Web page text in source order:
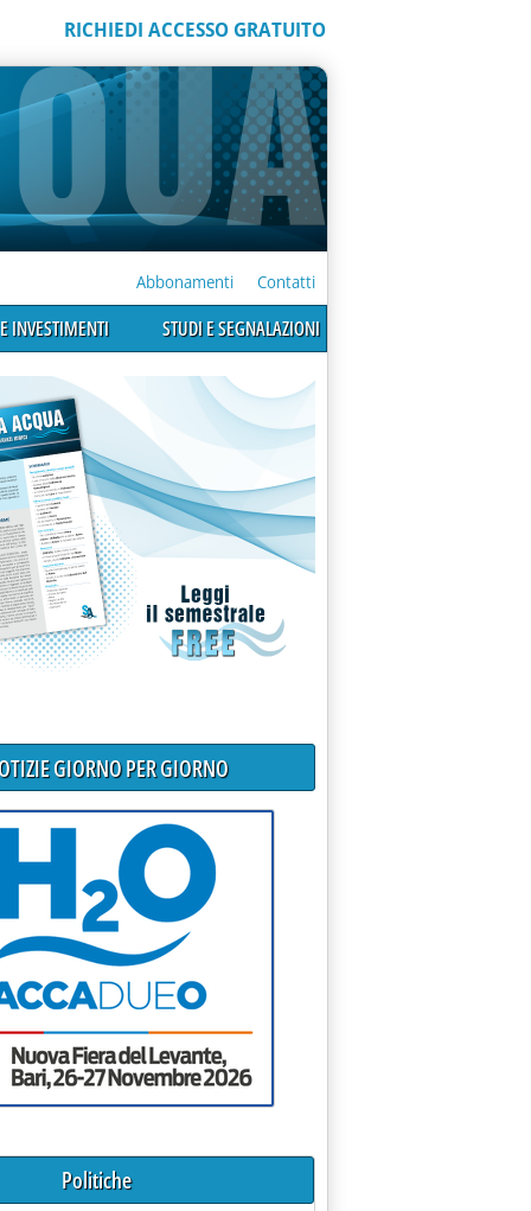
RICHIEDI ACCESSO GRATUITO
Abbonamenti Contatti
INVESTIMENTI STUDI E SEGNALAZIONI
da 12 mln €'
GIORNO PER GIORNO
Politiche